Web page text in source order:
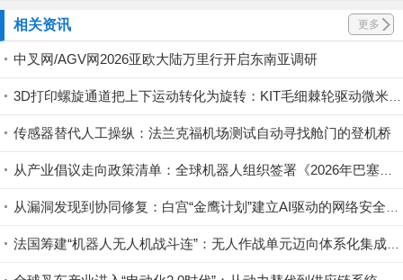
相关资讯 更多
中叉网/AGV网2026亚欧大陆万里行开启东南亚调研
传感器替代人工操纵：法兰克福机场测试自动寻找舱门的登机桥